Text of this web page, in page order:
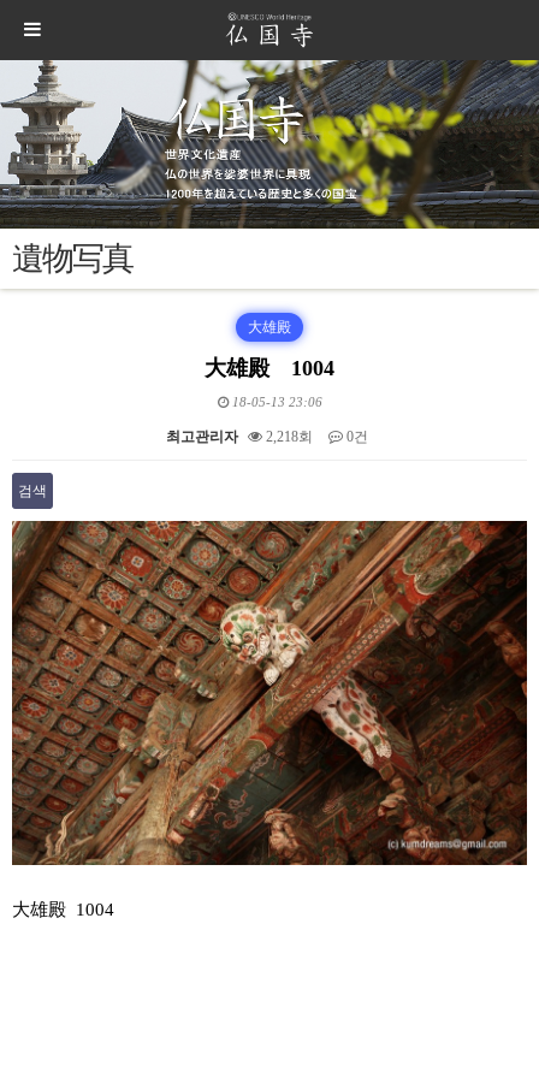
遺物写真
大雄殿
大雄殿 1004
18-05-13 23:06
최고관리자 2,218회 0건
검색
본문
大雄殿 1004